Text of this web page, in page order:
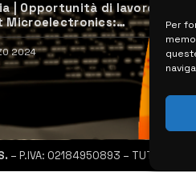
Per
| Opportunità di lavoro
Microelectronics:
di assunzioni previste
2024
– P.IVA: 02184950893 – TUTTI I